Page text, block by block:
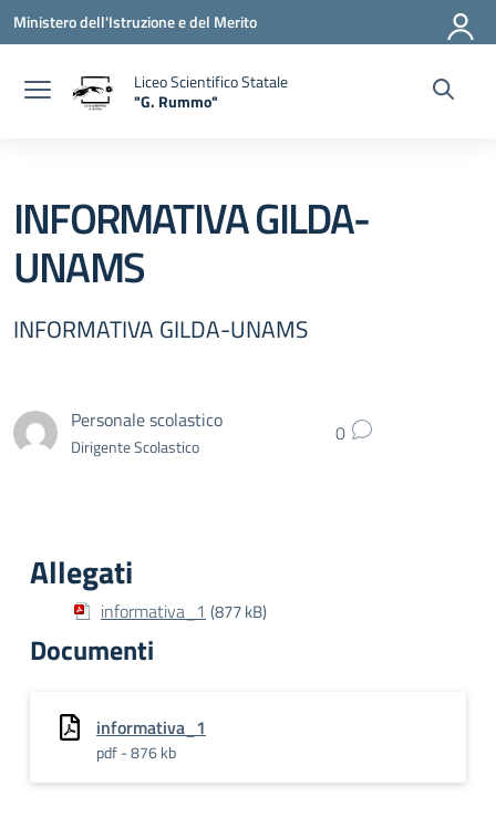
Vai ai contenuti
Vai al menu di navigazione
Vai al footer
Ministero dell'Istruzione e del Merito
Liceo Scientifico Statale
"G. Rummo"
INFORMATIVA GILDA-
UNAMS
INFORMATIVA GILDA-UNAMS
Personale scolastico
Dirigente Scolastico 0
Allegati
informativa_1 (877 kB)
Documenti
informativa_1
pdf - 876 kb